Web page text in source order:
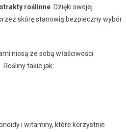
roślinne. Dzięki swojej
skórę stanowią bezpieczny wybór
niosą ze sobą właściwości
Rośliny takie jak:
i witaminy, które korzystnie